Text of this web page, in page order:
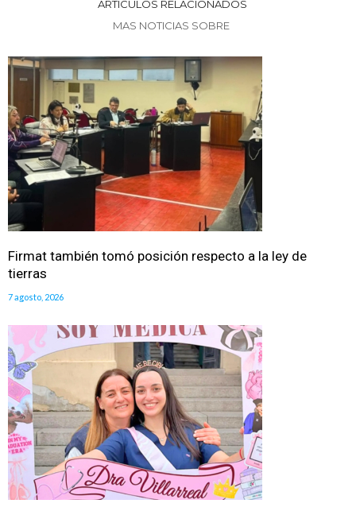
ARTICULOS RELACIONADOS
MAS NOTICIAS SOBRE
Firmat también tomó posición respecto a la ley de
tierras
7 agosto, 2026